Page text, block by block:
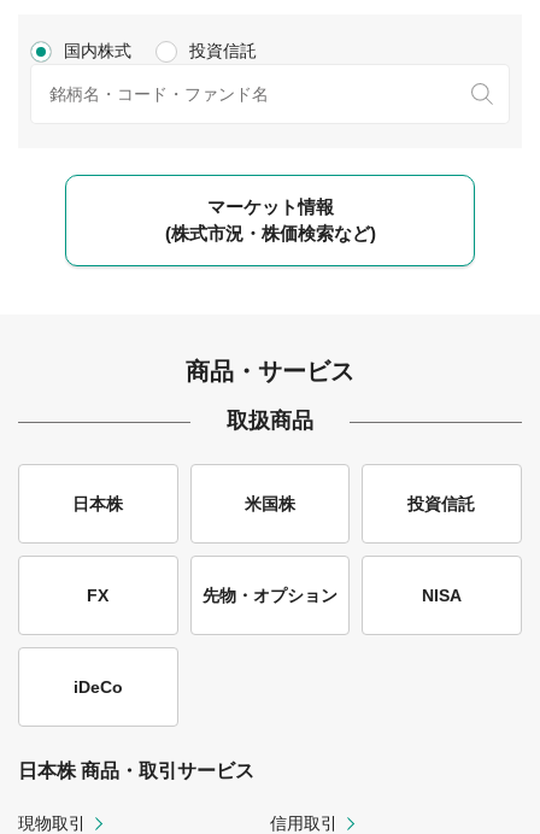
国内株式 投資信託
マーケット情報
(株式市況・株価検索など)
商品・サービス
取扱商品
日本株 米国株 投資信託
FX 先物・オプション NISA
iDeCo
日本株 商品・取引サービス
現物取引 信用取引